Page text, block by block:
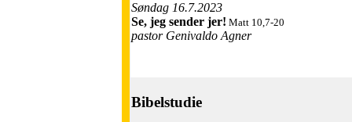
Søndag 16.7.2023
Se, jeg sender jer! Matt 10,7-20
pastor Genivaldo Agner
Bibelstudie